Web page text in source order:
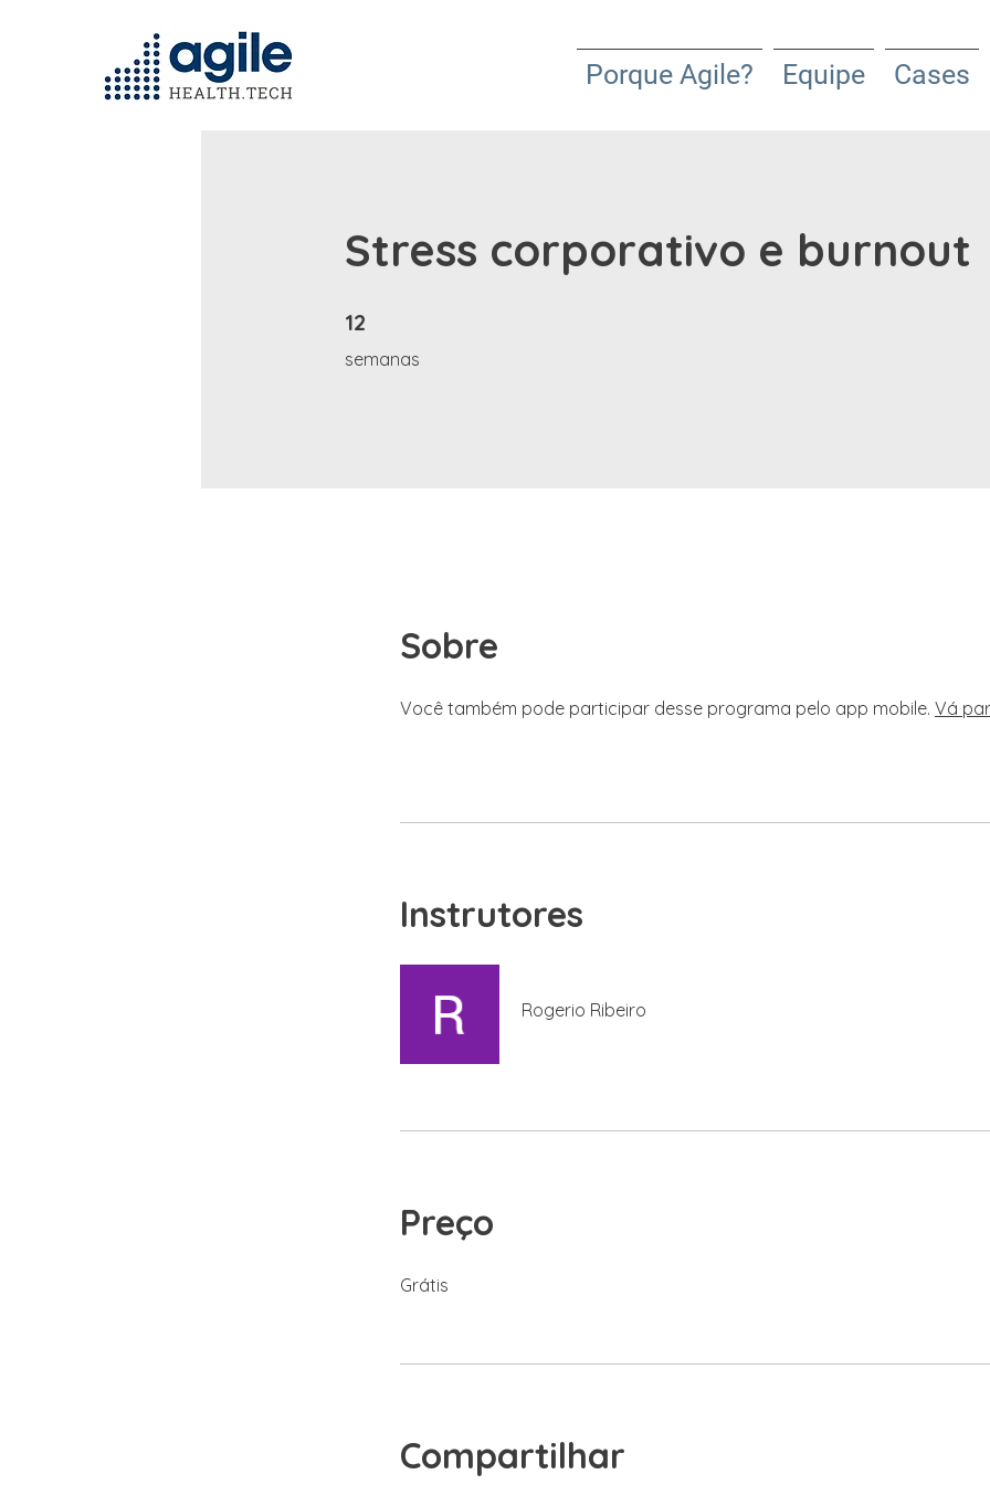
Porque Agile? Equipe Cases
Stress corporativo e burnout
12
semanas
12 semanas
Sobre
Você também pode participar desse programa pelo app mobile. Vá
Instrutores
Rogerio Ribeiro
Preço
Grátis
Compartilhar